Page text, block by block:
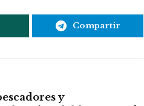
Compartir
y